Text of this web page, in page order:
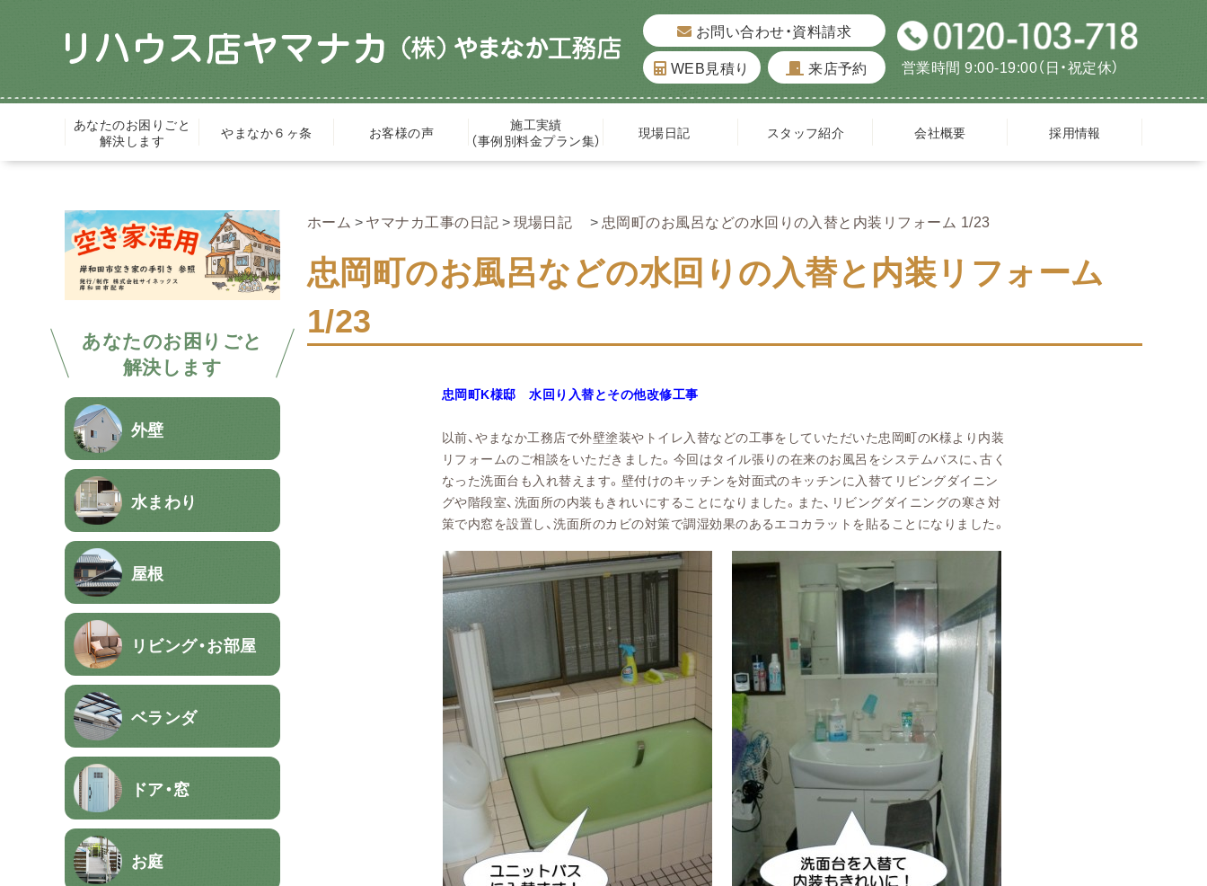
お問い合わせ・資料請求
WEB見積り
来店予約 営業時間 9:00-19:00（日・祝定休）
あなたのお困りごと
解決します
やまなか６ヶ条 お客様の声
施工実績
（事例別料金プラン集）
現場日記 スタッフ紹介 会社概要 採用情報
あなたのお困りごと
解決します
外壁
水まわり
屋根
リビング・お部屋
ベランダ
ドア・窓
お庭
ホーム ヤマナカ工事の日記 現場日記 忠岡町のお風呂などの水回りの入替と内装リフォーム 1/23
忠岡町のお風呂などの水回りの入替と内装リフォーム
1/23
忠岡町K様邸 水回り入替とその他改修工事
以前、やまなか工務店で外壁塗装やトイレ入替などの工事をしていただいた忠岡町のK様より内装
リフォームのご相談をいただきました。今回はタイル張りの在来のお風呂をシステムバスに、古く
なった洗面台も入れ替えます。壁付けのキッチンを対面式のキッチンに入替てリビングダイニン
グや階段室、洗面所の内装もきれいにすることになりました。また、リビングダイニングの寒さ対
策で内窓を設置し、洗面所のカビの対策で調湿効果のあるエコカラットを貼ることになりました。